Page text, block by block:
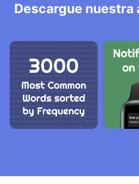
Descargue nuestra